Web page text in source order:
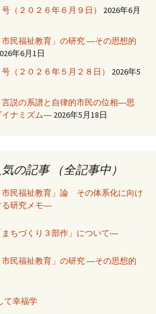
（２０２６年６月９日）
2026年6月
民福祉教育」の研究 ―その思想的
年6月1日
（２０２６年５月２８日）
2026年5
説の系譜と自律的市民の位相―思
イナミズム― 2026年5月18日
の記事 （全記事中）
民福祉教育」論 その体系化に向け
る研究メモ―
ちづくり３部作」について―
民福祉教育」の研究 ―その思想的
て幸福学